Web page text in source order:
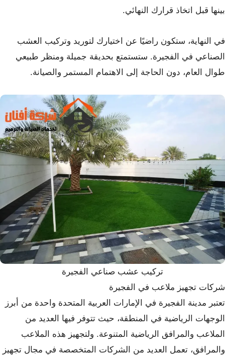
بينها قبل اتخاذ قرارك النهائي.
في النهاية، ستكون راضيًا عن اختيارك لتوريد وتركيب العشب
الصناعي في الفجيرة. ستستمتع بحديقة جميلة ومنظر طبيعي
طوال العام، دون الحاجة إلى الاهتمام المستمر والصيانة.
تركيب عشب صناعي الفجيرة
شركات تجهيز ملاعب في الفجيرة
تعتبر مدينة الفجيرة في الإمارات العربية المتحدة واحدة من أبرز
الوجهات الرياضية في المنطقة، حيث تتوفر فيها العديد من
الملاعب والمرافق الرياضية المتنوعة. ولتجهيز هذه الملاعب
والمرافق، تعمل العديد من الشركات المتخصصة في مجال تجهيز